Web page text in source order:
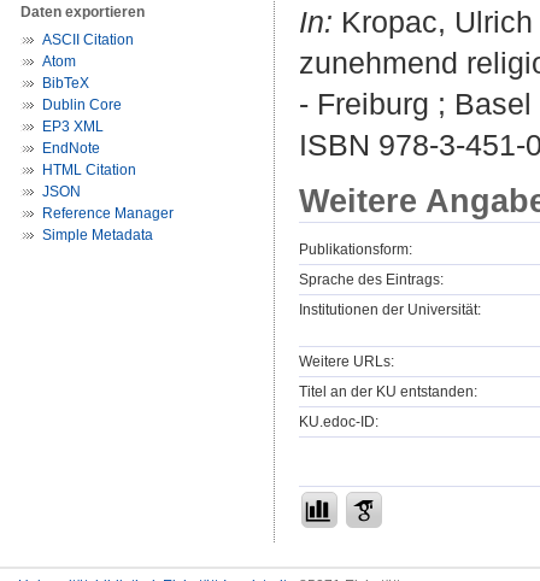
Daten exportieren
ASCII Citation
Atom
BibTeX
Dublin Core
EP3 XML
EndNote
HTML Citation
JSON
Reference Manager
Simple Metadata
In: Kropac,
zunehmend
- Freiburg ;
ISBN 978-3-451-
Weitere
Publikationsform:
Sprache des Eintrags:
Institutionen der Universität:
Weitere URLs:
Titel an der KU entstanden:
KU.edoc-ID: